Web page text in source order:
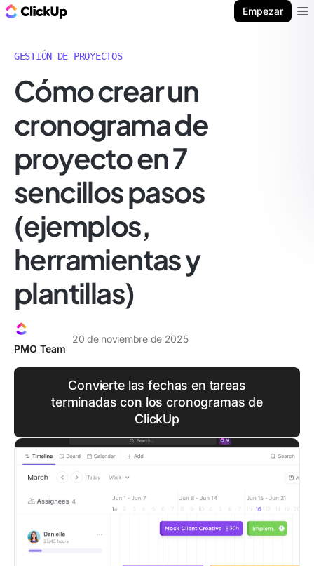
Empezar
GESTIÓN DE PROYECTOS
Cómo crear un
cronograma de
proyecto en 7
sencillos pasos
(ejemplos,
herramientas y
plantillas)
PMO Team
20 de noviembre de 2025
Convierte las fechas en tareas
terminadas con los cronogramas de
ClickUp